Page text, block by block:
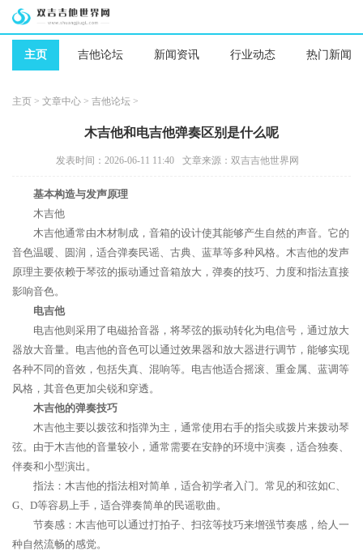
主页 吉他论坛 新闻资讯 行业动态 热门新闻
主页 > 文章中心 > 吉他论坛 >
木吉他和电吉他弹奏区别是什么呢
发表时间：2026-06-11 11:40 文章来源：双吉吉他世界网
基本构造与发声原理
木吉他
木吉他通常由木材制成，音箱的设计使其能够产生自然的声音。它的
音色温暖、圆润，适合弹奏民谣、古典、蓝草等多种风格。木吉他的发声
原理主要依赖于琴弦的振动通过音箱放大，弹奏的技巧、力度和指法直接
影响音色。
电吉他
电吉他则采用了电磁拾音器，将琴弦的振动转化为电信号，通过放大
器放大音量。电吉他的音色可以通过效果器和放大器进行调节，能够实现
各种不同的音效，包括失真、混响等。电吉他适合摇滚、重金属、蓝调等
风格，其音色更加尖锐和穿透。
木吉他的弹奏技巧
木吉他主要以拨弦和指弹为主，通常使用右手的指尖或拨片来拨动琴
弦。由于木吉他的音量较小，通常需要在安静的环境中演奏，适合独奏、
伴奏和小型演出。
指法：木吉他的指法相对简单，适合初学者入门。常见的和弦如C、
G、D等容易上手，适合弹奏简单的民谣歌曲。
节奏感：木吉他可以通过打拍子、扫弦等技巧来增强节奏感，给人一
种自然流畅的感觉。